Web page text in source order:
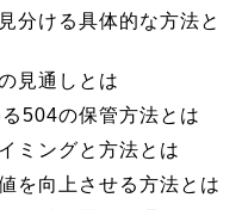
分ける具体的な方法と
見通しとは
504の保管方法とは
ミングと方法とは
を向上させる方法とは